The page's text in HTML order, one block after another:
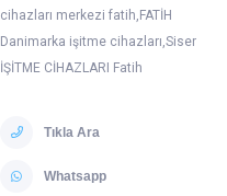
cihazları merkezi fatih,FATİH
Danimarka işitme cihazları,Siser
İŞİTME CİHAZLARI Fatih
Tıkla Ara
Whatsapp